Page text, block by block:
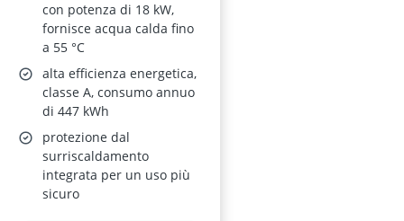
con potenza di 18 kW,
fornisce acqua calda fino
a 55 °C
alta efficienza energetica,
classe A, consumo annuo
di 447 kWh
protezione dal
surriscaldamento
integrata per un uso più
sicuro